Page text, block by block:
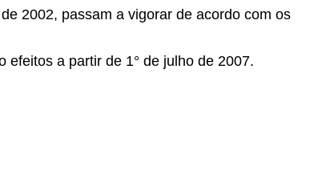
2002, passam a vigorar de acordo com os
a partir de 1° de julho de 2007.